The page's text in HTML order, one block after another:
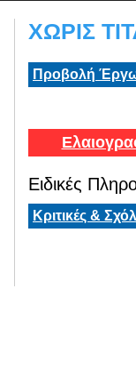
ΧΩΡΙΣ
Προβολή
Ειδικές
Κριτικές &